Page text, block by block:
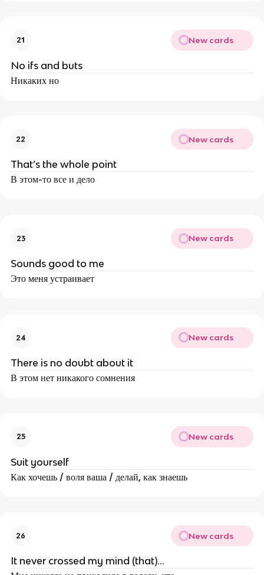
21 New cards
No ifs and buts
Никаких но
22 New cards
That’s the whole point
В этом-то все и дело
23 New cards
Sounds good to me
Это меня устраивает
24 New cards
There is no doubt about it
В этом нет никакого сомнения
25 New cards
Suit yourself
Как хочешь / воля ваша / делай, как знаешь
26 New cards
It never crossed my mind (that)…